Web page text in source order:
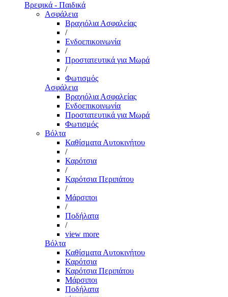
Βρεφικά - Παιδικά
Ασφάλεια
Βραχιόλια Ασφαλείας
/
Ενδοεπικοινωνία
/
Προστατευτικά για Μωρά
/
Φωτισμός
Ασφάλεια
Βραχιόλια Ασφαλείας
Ενδοεπικοινωνία
Προστατευτικά για Μωρά
Φωτισμός
Βόλτα
Καθίσματα Αυτοκινήτου
/
Καρότσια
/
Καρότσια Περιπάτου
/
Μάρσιποι
/
Ποδήλατα
/
view more
Βόλτα
Καθίσματα Αυτοκινήτου
Καρότσια
Καρότσια Περιπάτου
Μάρσιποι
Ποδήλατα